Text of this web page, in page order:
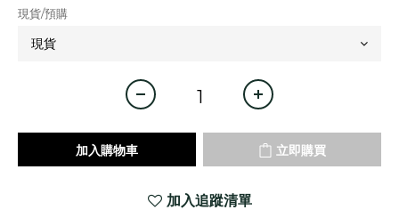
現貨/預購
加入購物車 立即購買
加入追蹤清單